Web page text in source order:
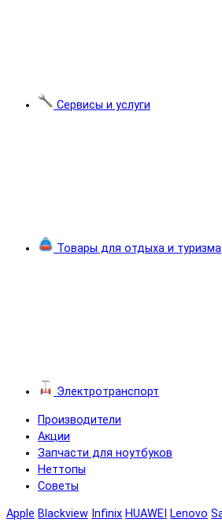
Сервисы и услуги
Товары для отдыха и туризма
Электротранспорт
Производители
Акции
Запчасти для ноутбуков
Неттопы
Советы
Apple Blackview Infinix HUAWEI Lenovo